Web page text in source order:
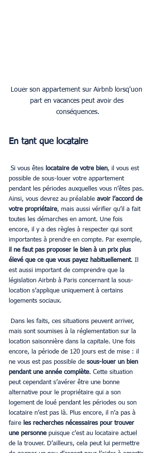
Louer son appartement sur Airbnb lorsq'uon
part en vacances peut avoir des
conséquences.
En tant que locataire
Si vous êtes locataire de votre bien, il vous est
possible de sous-louer votre appartement
pendant les périodes auxquelles vous n’êtes pas.
Ainsi, vous devrez au préalable avoir l’accord de
votre propriétaire, mais aussi vérifier qu’il a fait
toutes les démarches en amont. Une fois
encore, il y a des règles à respecter qui sont
importantes à prendre en compte. Par exemple,
il ne faut pas proposer le bien à un prix plus
élevé que ce que vous payez habituellement. Il
est aussi important de comprendre que la
législation Airbnb à Paris concernant la sous-
location s’applique uniquement à certains
logements sociaux.
mais sont soumises à la réglementation sur la
location saisonnière dans la capitale. Une fois
encore, la période de 120 jours est de mise : il
ne vous est pas possible de sous-louer un bien
pendant une année complète. Cette situation
peut cependant s’avérer être une bonne
alternative pour le propriétaire qui a son
logement de loué pendant les périodes ou son
locataire n’est pas là. Plus encore, il n’a pas à
faire les recherches nécessaires pour trouver
une personne puisque c’est au locataire actuel
de la trouver. D’ailleurs, cela peut lui permettre